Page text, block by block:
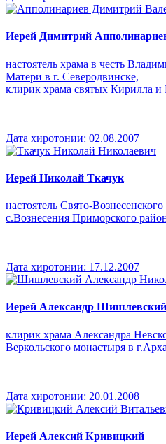
Иерей Димитрий
настоятель храма в честь
Матери в г. Северодвинске,
клирик храма святых Кирилла
Дата хиротонии: 02.08.2007
Иерей Николай Ткачук
настоятель Свято-
с.Вознесения Приморского
Дата хиротонии: 17.12.2007
Иерей Александр Шишлевский
клирик храма Александра
Веркольского монастыря в
Дата хиротонии: 20.01.2008
Иерей Алексий Кривицкий